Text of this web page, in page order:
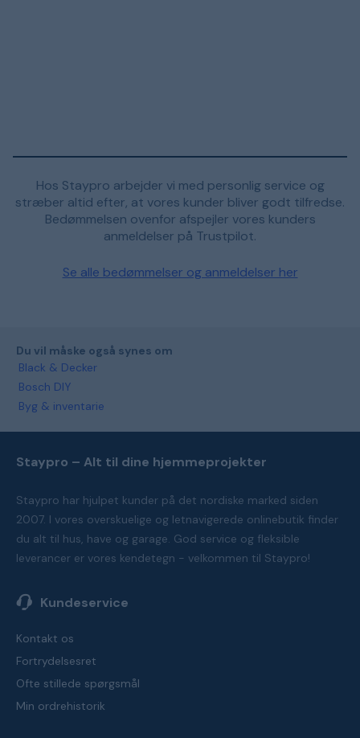
Hos Staypro arbejder vi med personlig service og
stræber altid efter, at vores kunder bliver godt tilfredse.
Bedømmelsen ovenfor afspejler vores kunders
anmeldelser på Trustpilot.
Se alle bedømmelser og anmeldelser her
Du vil måske også synes om
Black & Decker
Bosch DIY
Byg & inventarie
Staypro – Alt til dine hjemmeprojekter
Staypro har hjulpet kunder på det nordiske marked siden
2007. I vores overskuelige og letnavigerede onlinebutik finder
du alt til hus, have og garage. God service og fleksible
leverancer er vores kendetegn - velkommen til Staypro!
Kundeservice
Kontakt os
Fortrydelsesret
Ofte stillede spørgsmål
Min ordrehistorik